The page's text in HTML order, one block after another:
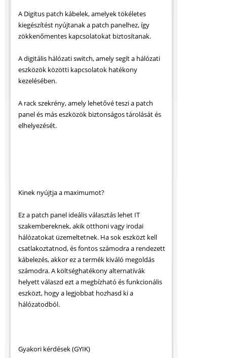
A Digitus patch kábelek, amelyek tökéletes
kiegészítést nyújtanak a patch panelhez, így
zökkenőmentes kapcsolatokat biztosítanak.
A digitális hálózati switch, amely segít a hálózati
eszközök közötti kapcsolatok hatékony
kezelésében.
A rack szekrény, amely lehetővé teszi a patch
panel és más eszközök biztonságos tárolását és
elhelyezését.
Kinek nyújtja a maximumot?
Ez a patch panel ideális választás lehet IT
szakembereknek, akik otthoni vagy irodai
hálózatokat üzemeltetnek. Ha sok eszközt kell
csatlakoztatnod, és fontos számodra a rendezett
kábelezés, akkor ez a termék kiváló megoldás
számodra. A költséghatékony alternatívák
helyett válaszd ezt a megbízható és funkcionális
eszközt, hogy a legjobbat hozhasd ki a
hálózatodból.
Gyakori kérdések (GYIK)